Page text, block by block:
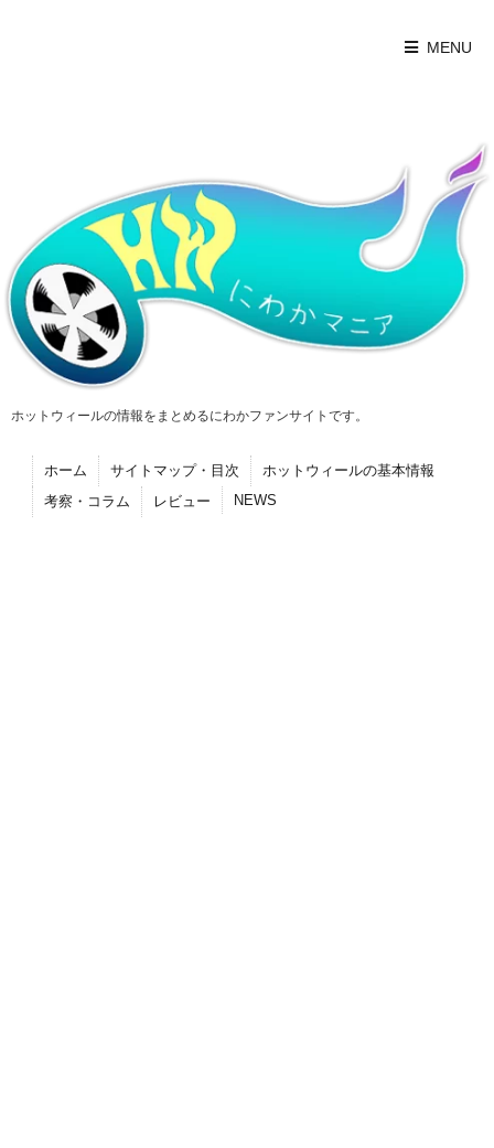
MENU
ホットウィールの情報をまとめるにわかファンサイトです。
ホーム サイトマップ・目次
ホットウィールの基本情報
考察・コラム
レビュー NEWS